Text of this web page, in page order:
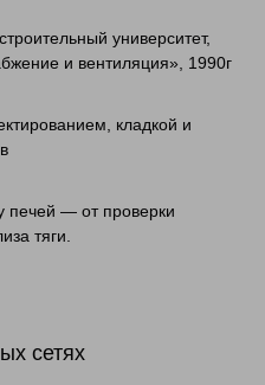
университет,
и вентиляция», 1990г
кладкой и
печей — от проверки
тяги.
сетях